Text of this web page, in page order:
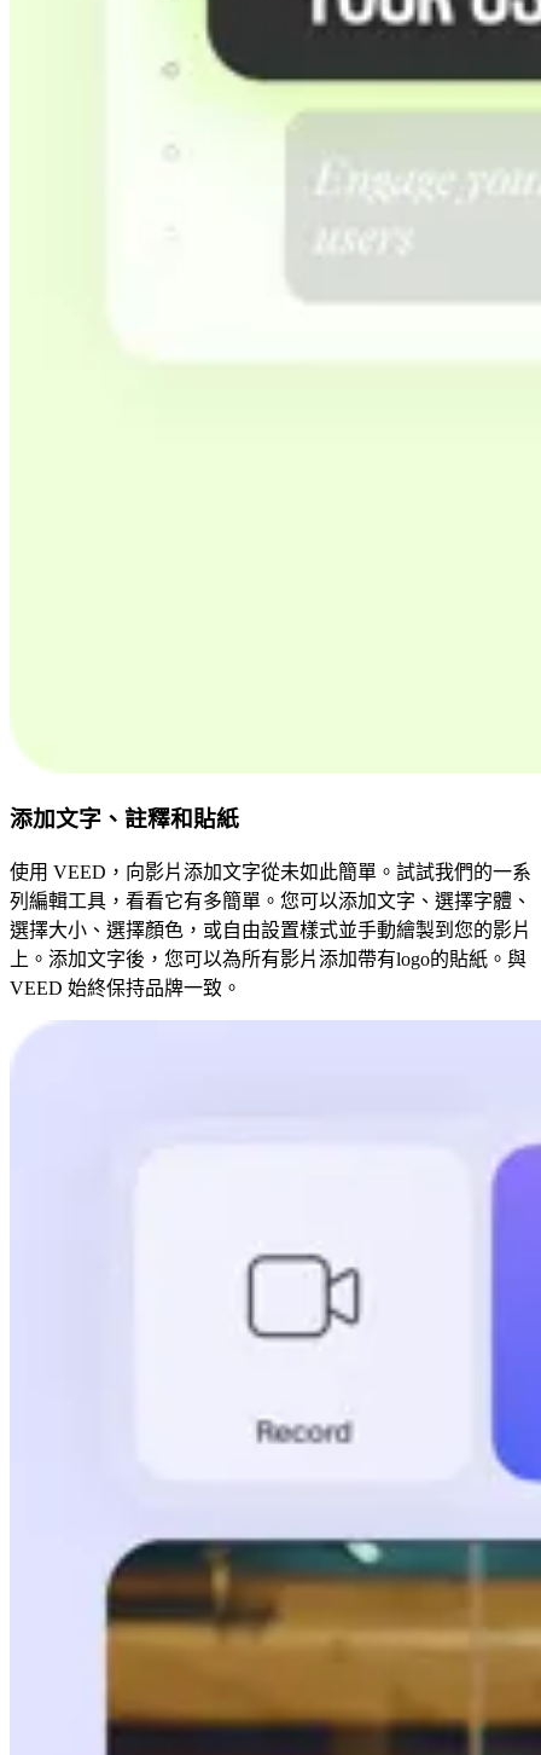
添加文字、註釋和貼紙
使用 VEED，向影片添加文字從未如此簡單。試試我們的一系
列編輯工具，看看它有多簡單。您可以添加文字、選擇字體、
選擇大小、選擇顏色，或自由設置樣式並手動繪製到您的影片
上。添加文字後，您可以為所有影片添加帶有logo的貼紙。與
VEED 始終保持品牌一致。